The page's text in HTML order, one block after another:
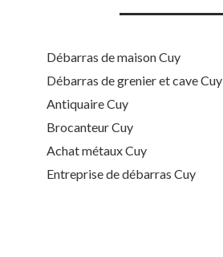
Débarras de maison Cuy
Débarras de grenier et cave Cuy
Antiquaire Cuy
Brocanteur Cuy
Achat métaux Cuy
Entreprise de débarras Cuy